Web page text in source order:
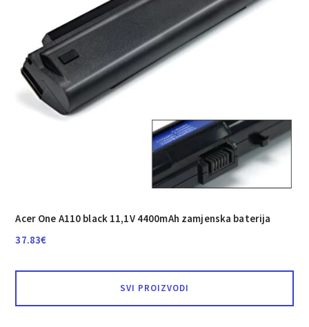
Acer One A110 black 11,1V 4400mAh zamjenska baterija
37.83€
SVI PROIZVODI